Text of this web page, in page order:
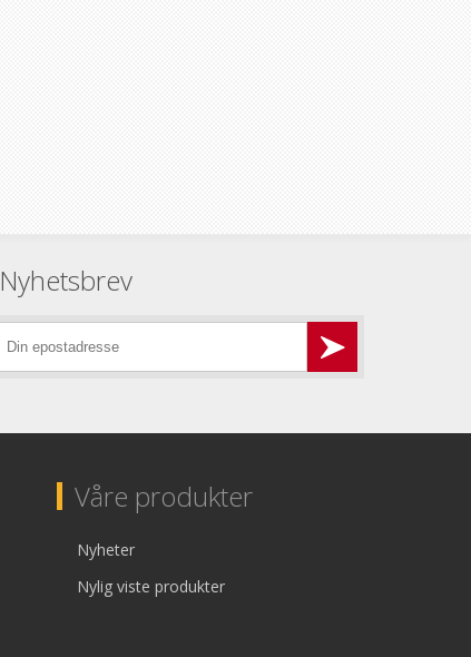
Nyhetsbrev
Våre produkter
Nyheter
Nylig viste produkter